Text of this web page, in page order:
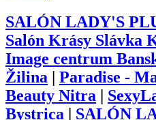
SALÓN LADY'S
Salón Krásy Slávka
Image centrum
Žilina
Paradise -
Beauty Nitra
Bystrica
SALÓN